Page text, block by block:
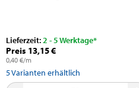
Lieferzeit:2 - 5 Werktage*
Preis 13,15 €
0,40 €/m
5Varianten erhältlich